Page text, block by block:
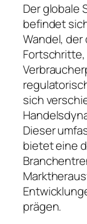
Der globale
befindet
Wandel,
sich
Dieser
bietet eine
prägen.